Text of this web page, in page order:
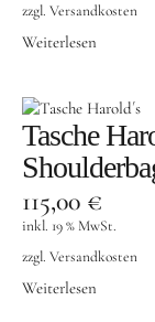
zzgl. Versandkosten
Weiterlesen
Tasche
115,00 €
inkl. 19 % MwSt.
zzgl. Versandkosten
Weiterlesen